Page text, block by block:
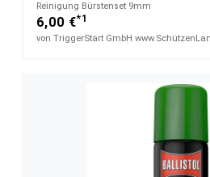
Reinigung Bürstenset 9mm
6,00 €*1
von TriggerStart GmbH